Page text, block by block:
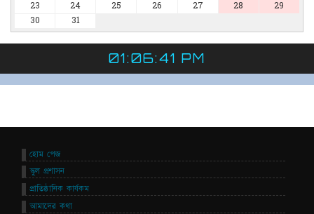
23
24 25 26 27 28
29
30
31
01:06:41 PM
হোম পেজ
স্কুল প্রশাসন
প্রাতিষ্ঠানিক কার্যকম
আমাদের কথা